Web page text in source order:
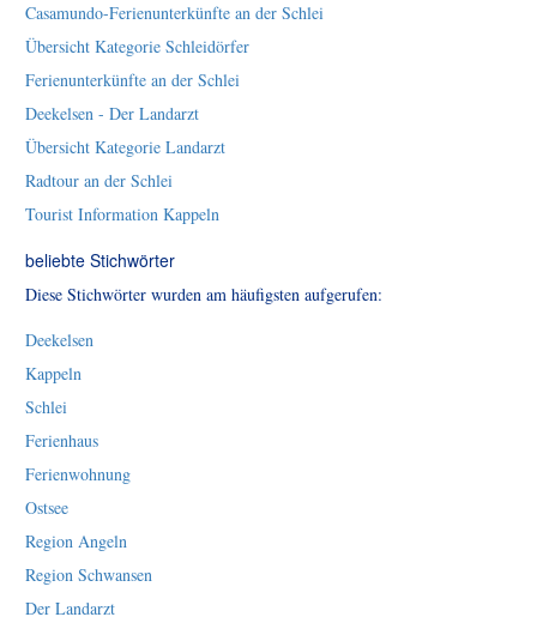
Casamundo-Ferienunterkünfte an der Schlei
Übersicht Kategorie Schleidörfer
Ferienunterkünfte an der Schlei
Deekelsen - Der Landarzt
Übersicht Kategorie Landarzt
Radtour an der Schlei
Tourist Information Kappeln
beliebte Stichwörter
Diese Stichwörter wurden am häufigsten aufgerufen:
Deekelsen
Kappeln
Schlei
Ferienhaus
Ferienwohnung
Ostsee
Region Angeln
Region Schwansen
Der Landarzt